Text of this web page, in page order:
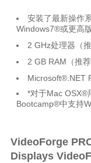
安装了最新操作
Windows7®或更高版
2 GHz处理器（
2 GB RAM（推
Microsoft®.NET
*对于Mac OSX®
Bootcamp®中支持
VideoForge
Displays